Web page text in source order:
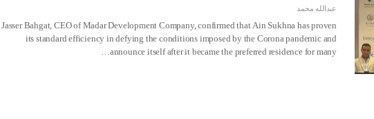
عبدالله محمد
Jasser Bahgat, CEO of Madar Development Company, confirmed that Ain Sukhna has proven
its standard efficiency in defying the conditions imposed by the Corona pandemic and
announce itself after it became the preferred residence for many…